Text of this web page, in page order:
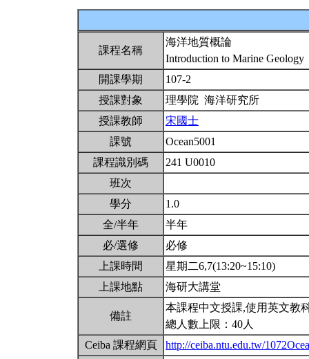
課程名稱
海洋地質概論
Introduction to Marine Geology
開課學期
107-2
授課對象
理學院 海洋研究所
授課教師
宋國士
課號
Ocean5001
課程識別碼
241 U0010
班次
學分
1.0
全/半年
半年
必/選修
必修
上課時間
星期二6,7(13:20~15:10)
上課地點
海研大講堂
備註
本課程中文授課,使用英文教
總人數上限：40人
Ceiba 課程網頁
http://ceiba.ntu.edu.tw/